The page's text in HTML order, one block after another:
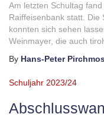
Am letzten Schultag
Raiffeisenbank statt.
konnten sich sehen
Weinmayer, die auch
By Hans-Peter
Schuljahr 2023/24